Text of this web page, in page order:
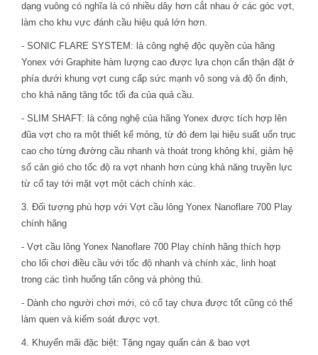
dạng vuông có nghĩa là có nhiều dây hơn cắt nhau ở các góc vợt,
làm cho khu vực đánh cầu hiệu quả lớn hơn.
- SONIC FLARE SYSTEM: là công nghệ độc quyền của hãng
Yonex với Graphite hàm lượng cao được lựa chọn cẩn thận đặt ở
phía dưới khung vợt cung cấp sức mạnh vô song và độ ổn định,
cho khả năng tăng tốc tối đa của quả cầu.
- SLIM SHAFT: là công nghệ của hãng Yonex được tích hợp lên
đũa vợt cho ra một thiết kế mỏng, từ đó đem lại hiệu suất uốn trục
cao cho từng đường cầu nhanh và thoát trong không khí, giảm hệ
số cản gió cho tốc độ ra vợt nhanh hơn cùng khả năng truyền lực
từ cổ tay tới mặt vợt một cách chính xác.
3. Đối tượng phù hợp với Vợt cầu lông Yonex Nanoflare 700 Play
chính hãng
- Vợt cầu lông Yonex Nanoflare 700 Play chính hãng thích hợp
cho lối chơi điều cầu với tốc độ nhanh và chính xác, linh hoạt
trong các tình huống tấn công và phòng thủ.
- Dành cho người chơi mới, có cổ tay chưa được tốt cũng có thể
làm quen và kiểm soát được vợt.
4. Khuyến mãi đặc biệt: Tặng ngay quấn cán & bao vợt